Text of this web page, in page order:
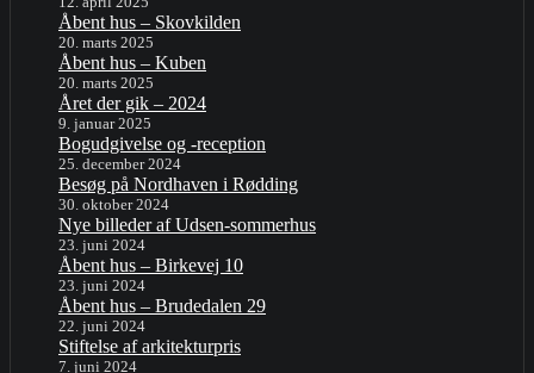
Åbent hus – Skovkilden
20. marts 2025
Åbent hus – Kuben
20. marts 2025
Året der gik – 2024
9. januar 2025
Bogudgivelse og -reception
25. december 2024
Besøg på Nordhaven i Rødding
30. oktober 2024
Nye billeder af Udsen-sommerhus
23. juni 2024
Åbent hus – Birkevej 10
23. juni 2024
Åbent hus – Brudedalen 29
22. juni 2024
Stiftelse af arkitekturpris
7. juni 2024